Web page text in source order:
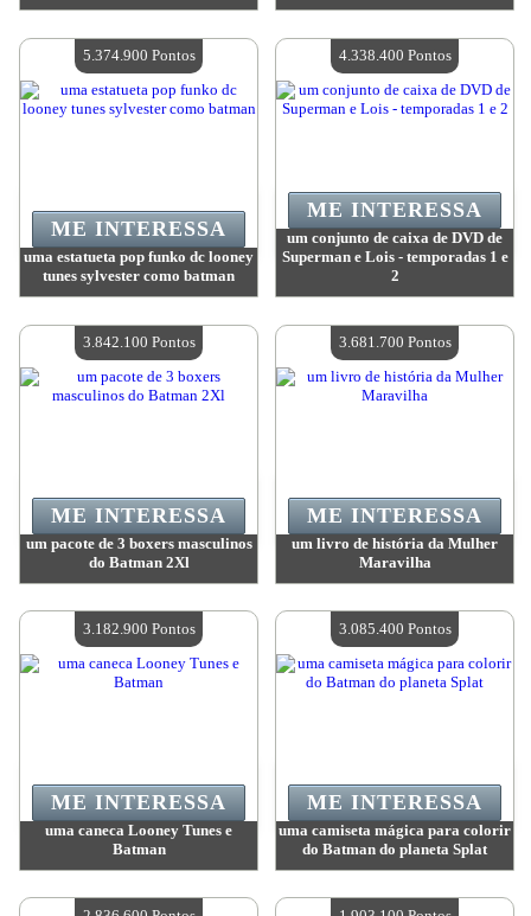
Quantidade disponível:4
Quantidade disponível:4
uma estatueta pop funko dc looney
tunes sylvester como batman
Quantidade disponível:4
ME INTERESSA
5.374.900 Pontos
um conjunto de caixa de DVD de
Superman e Lois - temporadas 1 e
2
Quantidade disponível:4
ME INTERESSA
4.338.400 Pontos
um pacote de 3 boxers masculinos
do Batman 2Xl
Quantidade disponível:4
ME INTERESSA
3.842.100 Pontos
um livro de história da Mulher
Maravilha
Quantidade disponível:4
ME INTERESSA
3.681.700 Pontos
uma caneca Looney Tunes e
Batman
Quantidade disponível:4
ME INTERESSA
3.182.900 Pontos
uma camiseta mágica para colorir
do Batman do planeta Splat
Quantidade disponível:4
ME INTERESSA
3.085.400 Pontos